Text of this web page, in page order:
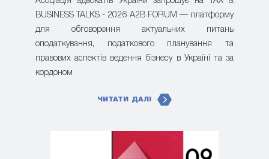
BUSINESS TALKS - 2026 A2B FORUM — платформу
для обговорення актуальних питань
оподаткування, податкового планування та
правових аспектів ведення бізнесу в Україні та за
кордоном
ЧИТАТИ ДАЛІ